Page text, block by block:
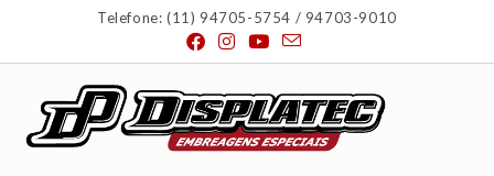
Telefone: (11) 94705-5754 / 94703-9010